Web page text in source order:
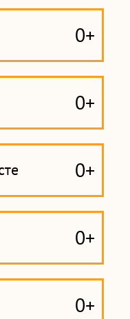
0+
0+
0+
0+
0+